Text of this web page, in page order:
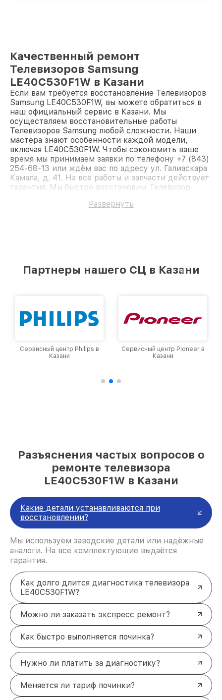
Качественный ремонт
Телевизоров Samsung
LE40C530F1W в Казани
Если вам требуется восстановление Телевизоров
Samsung LE40C530F1W, вы можете обратиться в
наш официальный сервис в Казани. Мы
осуществляем восстановительные работы
Телевизоров Samsung любой сложности. Наши
мастера знают особенности каждой модели,
включая LE40C530F1W. Чтобы сэкономить ваше
время мы принимаем заявки по телефону +7 (843)
254-68-13 или ждём вас по адресу ул. Галиаскара
Камала, д. 41. На все работы и запчасти действует
гарантия. Мы быстро восстановим Телевизор
Развернуть
Партнеры нашего СЦ в Казани
Сервисный центр Philips в
Казани
Сервисный центр Pioneer в
Казани
Разъяснения частых вопросов о
ремонте телевизора
LE40C530F1W в Казани
Какие детали устанавливаются при
восстановлении?
Мы используем заводские детали или надёжные
аналоги. На все комплектующие выдаётся
гарантия.
Как долго длится диагностика телевизора
LE40C530F1W?
Можно ли заказать экспресс ремонт?
Как быстро выполняется починка?
Нужно ли платить за диагностику?
Меняется ли тариф починки?